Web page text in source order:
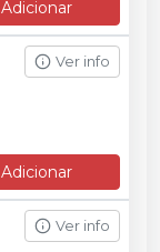
Adicionar
Ver info
Adicionar
Ver info